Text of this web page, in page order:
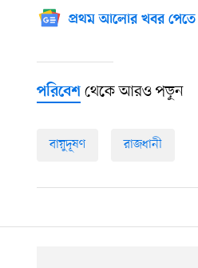
প্রথম আলোর খবর
পরিবেশ থেকে আরও পড়ুন
বায়ুদূষণ রাজধানী